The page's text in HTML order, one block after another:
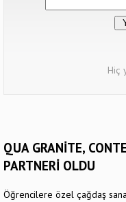
Hiç
QUA GRANİTE,
PARTNERİ OLDU
Öğrencilere özel çağdaş